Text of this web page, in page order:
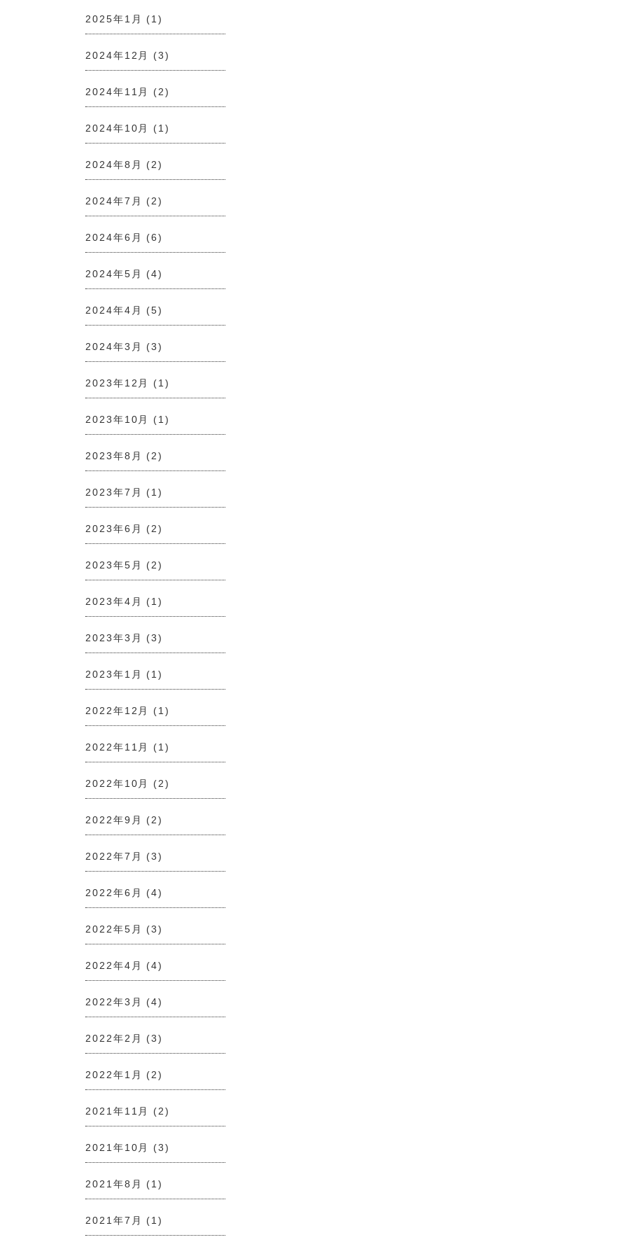
2025年1月 (1)
2024年12月 (3)
2024年11月 (2)
2024年10月 (1)
2024年8月 (2)
2024年7月 (2)
2024年6月 (6)
2024年5月 (4)
2024年4月 (5)
2024年3月 (3)
2023年12月 (1)
2023年10月 (1)
2023年8月 (2)
2023年7月 (1)
2023年6月 (2)
2023年5月 (2)
2023年4月 (1)
2023年3月 (3)
2023年1月 (1)
2022年12月 (1)
2022年11月 (1)
2022年10月 (2)
2022年9月 (2)
2022年7月 (3)
2022年6月 (4)
2022年5月 (3)
2022年4月 (4)
2022年3月 (4)
2022年2月 (3)
2022年1月 (2)
2021年11月 (2)
2021年10月 (3)
2021年8月 (1)
2021年7月 (1)